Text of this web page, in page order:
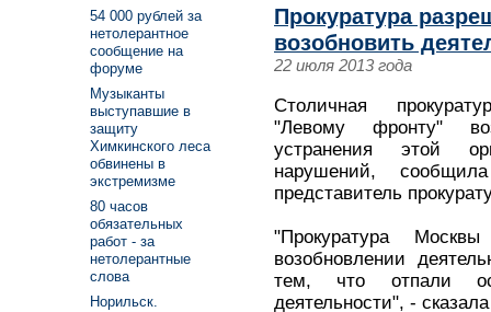
Прокуратура
возобновить
22 июля 2013 года
Столичная
"Левому фронту"
устранения этой
нарушений,
представитель
"Прокуратура
возобновлении
тем, что отпали
деятельности", -
54 000 рублей за
нетолерантное
сообщение на
форуме
Музыканты
выступавшие в
защиту
Химкинского леса
обвинены в
экстремизме
80 часов
обязательных
работ - за
нетолерантные
слова
Норильск.